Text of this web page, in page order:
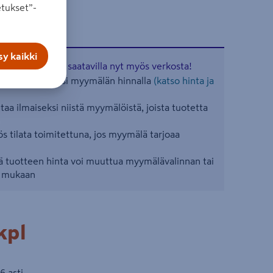
tuotteita saatavilla nyt myös verkosta!
valitsemasi myymälän hinnalla (katso hinta ja
ilmaiseksi niistä myymälöistä, joista tuotetta
tilata toimitettuna, jos myymälä tarjoaa
tuotteen hinta voi muuttua myymälävalinnan tai
kaikki